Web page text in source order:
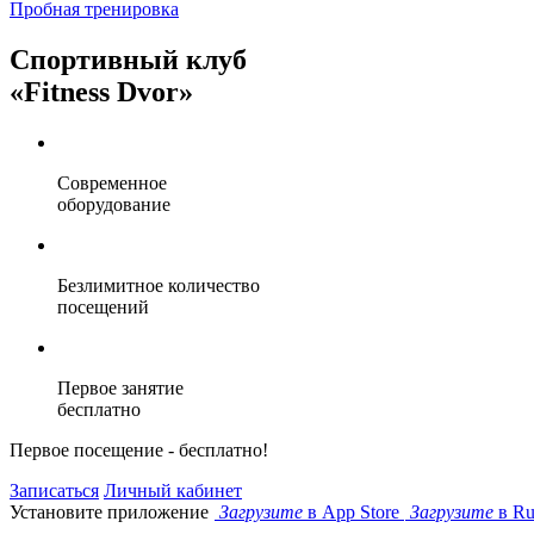
Пробная тренировка
Спортивный клуб
«Fitness Dvor»
Современное
оборудование
Безлимитное количество
посещений
Первое занятие
бесплатно
Первое посещение - бесплатно!
Записаться Личный кабинет
Установите приложение Загрузите в App Store Загрузите в